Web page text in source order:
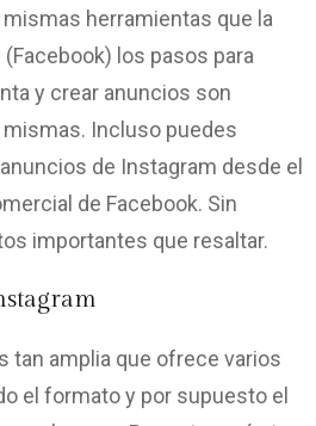
herramientas que la
los pasos para
y crear anuncios son
Incluso puedes
de Instagram desde el
de Facebook. Sin
importantes que resaltar.
tan amplia que ofrece varios
el formato y por supuesto el